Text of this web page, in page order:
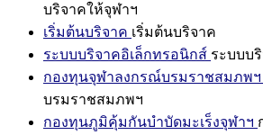
บริจาคให้จุฬาฯ
เริ่มต้นบริจาค เริ่มต้นบริจาค
ระบบบริจาคอิเล็กทรอนิกส์ ระบบบ
กองทุนจุฬาลงกรณ์บรมราชสมภพฯ
บรมราชสมภพฯ
กองทุนภูมิคุ้มกันบำบัดมะเร็งจุฬาฯ